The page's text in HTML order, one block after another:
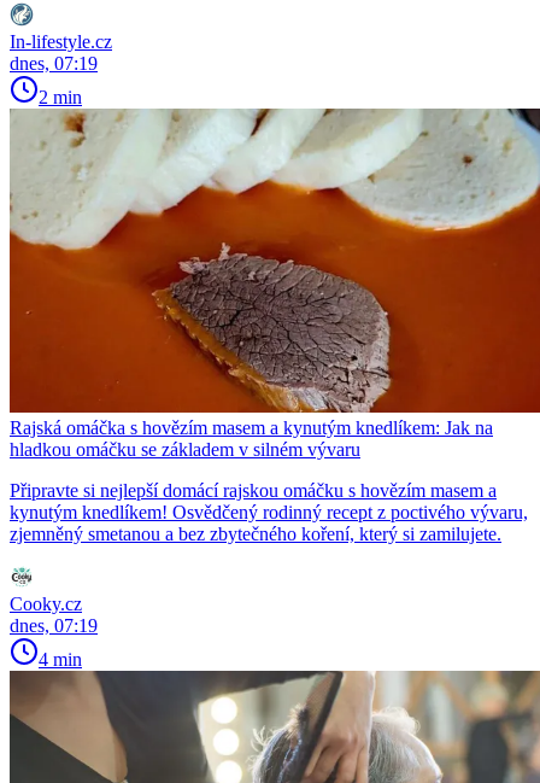
In-lifestyle.cz
dnes, 07:19
2 min
Rajská omáčka s hovězím masem a kynutým knedlíkem: Jak na
hladkou omáčku se základem v silném vývaru
Připravte si nejlepší domácí rajskou omáčku s hovězím masem a
kynutým knedlíkem! Osvědčený rodinný recept z poctivého vývaru,
zjemněný smetanou a bez zbytečného koření, který si zamilujete.
Cooky.cz
dnes, 07:19
4 min